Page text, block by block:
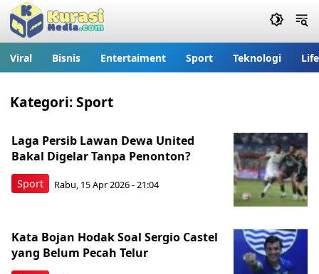
Viral Bisnis Entertaiment Sport Teknologi
Kategori:Sport
Sport
Laga Persib Lawan Dewa United
Bakal Digelar Tanpa Penonton?
Rabu, 15 Apr 2026 - 21:04
Kata Bojan Hodak Soal Sergio Castel
yang Belum Pecah Telur